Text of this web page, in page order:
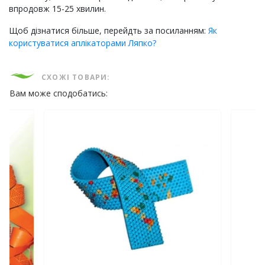
впродовж 15-25 хвилин.
Щоб дізнатися більше, перейдть за посиланням: Як
користуватися аплікаторами Ляпко?
СХОЖІ ТОВАРИ:
Вам може сподобатись: